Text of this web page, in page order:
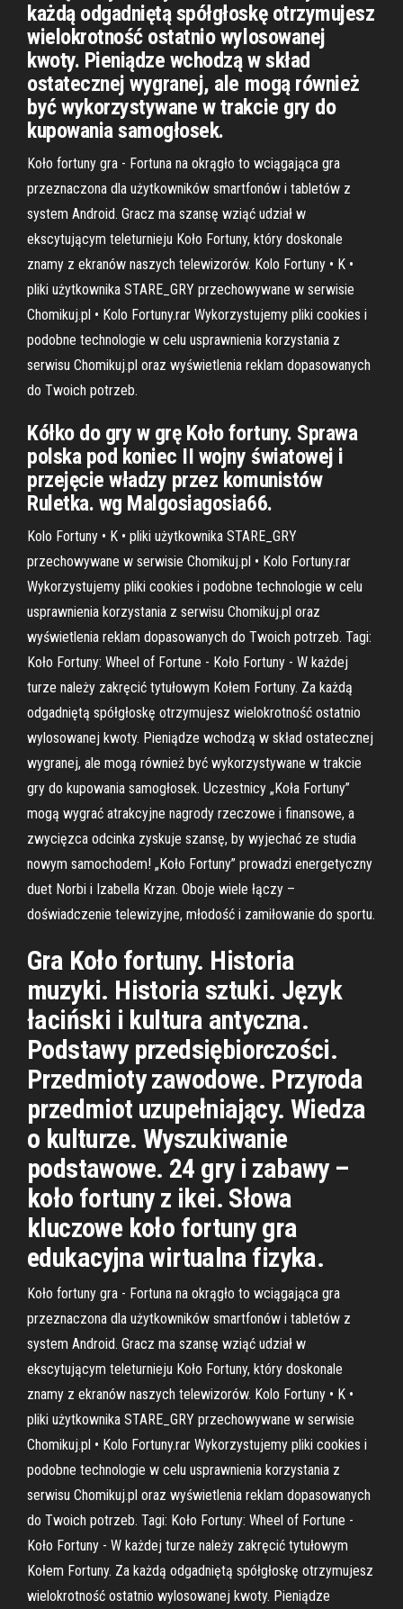
każdą odgadniętą spółgłoskę otrzymujesz
wielokrotność ostatnio wylosowanej
kwoty. Pieniądze wchodzą w skład
ostatecznej wygranej, ale mogą również
być wykorzystywane w trakcie gry do
kupowania samogłosek.
Koło fortuny gra - Fortuna na okrągło to wciągająca gra
przeznaczona dla użytkowników smartfonów i tabletów z
system Android. Gracz ma szansę wziąć udział w
ekscytującym teleturnieju Koło Fortuny, który doskonale
znamy z ekranów naszych telewizorów. Kolo Fortuny • K •
pliki użytkownika STARE_GRY przechowywane w serwisie
Chomikuj.pl • Kolo Fortuny.rar Wykorzystujemy pliki cookies i
podobne technologie w celu usprawnienia korzystania z
serwisu Chomikuj.pl oraz wyświetlenia reklam dopasowanych
do Twoich potrzeb.
Kółko do gry w grę Koło fortuny. Sprawa
polska pod koniec II wojny światowej i
przejęcie władzy przez komunistów
Ruletka. wg Malgosiagosia66.
Kolo Fortuny • K • pliki użytkownika STARE_GRY
przechowywane w serwisie Chomikuj.pl • Kolo Fortuny.rar
Wykorzystujemy pliki cookies i podobne technologie w celu
usprawnienia korzystania z serwisu Chomikuj.pl oraz
wyświetlenia reklam dopasowanych do Twoich potrzeb. Tagi:
Koło Fortuny: Wheel of Fortune - Koło Fortuny - W każdej
turze należy zakręcić tytułowym Kołem Fortuny. Za każdą
odgadniętą spółgłoskę otrzymujesz wielokrotność ostatnio
wylosowanej kwoty. Pieniądze wchodzą w skład ostatecznej
wygranej, ale mogą również być wykorzystywane w trakcie
gry do kupowania samogłosek. Uczestnicy „Koła Fortuny”
mogą wygrać atrakcyjne nagrody rzeczowe i finansowe, a
zwycięzca odcinka zyskuje szansę, by wyjechać ze studia
nowym samochodem! „Koło Fortuny” prowadzi energetyczny
duet Norbi i Izabella Krzan. Oboje wiele łączy –
doświadczenie telewizyjne, młodość i zamiłowanie do sportu.
Gra Koło fortuny. Historia
muzyki. Historia sztuki. Język
łaciński i kultura antyczna.
Podstawy przedsiębiorczości.
Przedmioty zawodowe. Przyroda
przedmiot uzupełniający. Wiedza
o kulturze. Wyszukiwanie
podstawowe. 24 gry i zabawy –
koło fortuny z ikei. Słowa
kluczowe koło fortuny gra
edukacyjna wirtualna fizyka.
Koło fortuny gra - Fortuna na okrągło to wciągająca gra
przeznaczona dla użytkowników smartfonów i tabletów z
system Android. Gracz ma szansę wziąć udział w
ekscytującym teleturnieju Koło Fortuny, który doskonale
znamy z ekranów naszych telewizorów. Kolo Fortuny • K •
pliki użytkownika STARE_GRY przechowywane w serwisie
Chomikuj.pl • Kolo Fortuny.rar Wykorzystujemy pliki cookies i
podobne technologie w celu usprawnienia korzystania z
serwisu Chomikuj.pl oraz wyświetlenia reklam dopasowanych
do Twoich potrzeb. Tagi: Koło Fortuny: Wheel of Fortune -
Koło Fortuny - W każdej turze należy zakręcić tytułowym
Kołem Fortuny. Za każdą odgadniętą spółgłoskę otrzymujesz
wielokrotność ostatnio wylosowanej kwoty. Pieniądze